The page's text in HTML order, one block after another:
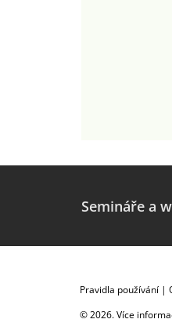
Semináře a
Pravidla používání |
© 2026. Více